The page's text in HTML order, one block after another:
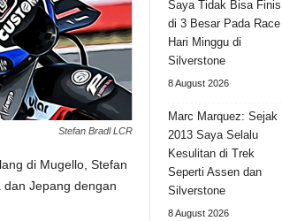
Stefan Bradl LCR
di Mugello, Stefan
Jepang dengan
Saya Tidak Bisa Finis
di 3 Besar Pada Race
Hari Minggu di
Silverstone
8 August 2026
Marc Marquez: Sejak
2013 Saya Selalu
Kesulitan di Trek
Seperti Assen dan
Silverstone
8 August 2026